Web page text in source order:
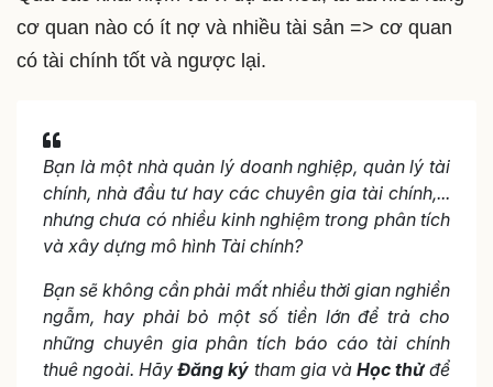
cơ quan nào có ít nợ và nhiều tài sản => cơ quan
có tài chính tốt và ngược lại.
Bạn là một nhà quản lý doanh nghiệp, quản lý tài
chính, nhà đầu tư hay các chuyên gia tài chính,...
nhưng chưa có nhiều kinh nghiệm trong phân tích
và xây dựng mô hình Tài chính?
Bạn sẽ không cần phải mất nhiều thời gian nghiền
ngẫm, hay phải bỏ một số tiền lớn để trả cho
những chuyên gia phân tích báo cáo tài chính
thuê ngoài. HãyĐăng ký tham gia và Học thửđể